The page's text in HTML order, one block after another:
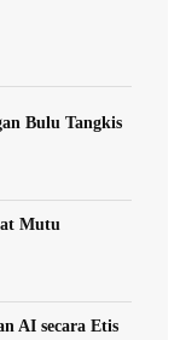
Bulu Tangkis
Mutu
AI secara Etis